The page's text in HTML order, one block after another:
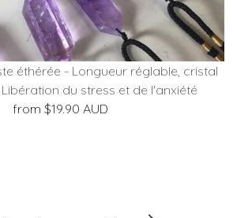
éthérée - Longueur réglable, cristal
du stress et de l'anxiété
from $19.90 AUD